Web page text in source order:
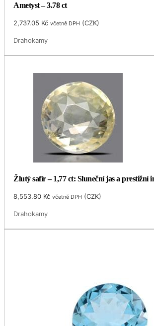
Ametyst – 3.78 ct
2,737.05 Kč včetně DPH (CZK)
Drahokamy
Žlutý safír – 1,77 ct: Sluneční jas a prestižní
8,553.80 Kč včetně DPH (CZK)
Drahokamy